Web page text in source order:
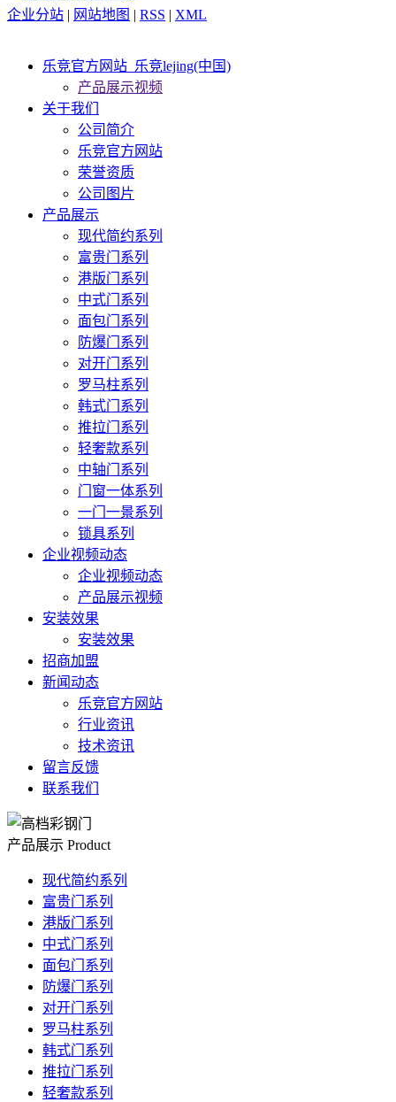
企业分站 | 网站地图 | RSS | XML
乐竞官方网站_乐竞lejing(中国)
产品展示视频
关于我们
公司简介
乐竞官方网站
荣誉资质
公司图片
产品展示
现代简约系列
富贵门系列
港版门系列
中式门系列
面包门系列
防爆门系列
对开门系列
罗马柱系列
韩式门系列
推拉门系列
轻奢款系列
中轴门系列
门窗一体系列
一门一景系列
锁具系列
企业视频动态
企业视频动态
产品展示视频
安装效果
安装效果
招商加盟
新闻动态
乐竞官方网站
行业资讯
技术资讯
留言反馈
联系我们
产品展示 Product
现代简约系列
富贵门系列
港版门系列
中式门系列
面包门系列
防爆门系列
对开门系列
罗马柱系列
韩式门系列
推拉门系列
轻奢款系列